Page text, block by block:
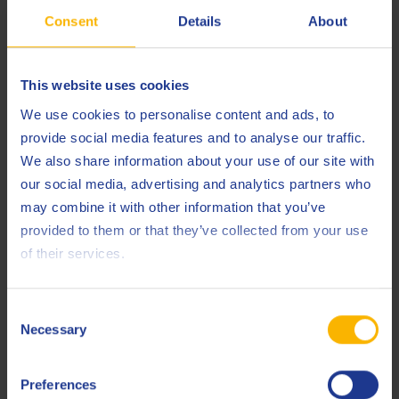
Consent Details About
This website uses cookies
We use cookies to personalise content and ads, to
provide social media features and to analyse our traffic.
We also share information about your use of our site with
our social media, advertising and analytics partners who
may combine it with other information that you’ve
provided to them or that they’ve collected from your use
of their services.
Selection
Necessary
Preferences
Less specifications
Remarques
La recommandation du fabricant d’origine en ce qui
concerne la sélection du niveau de cendres doit toujours
être respectée